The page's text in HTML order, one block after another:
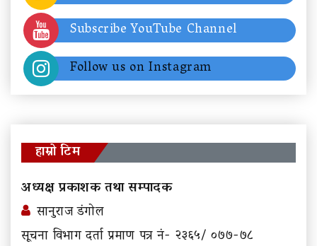
Subscribe YouTube Channel
Follow us on Instagram
हाम्रो टिम
अध्यक्ष प्रकाशक तथा सम्पादक
सानुराज डंगोल
सूचना विभाग दर्ता प्रमाण पत्र नं- २३६५/ ०७७-७८